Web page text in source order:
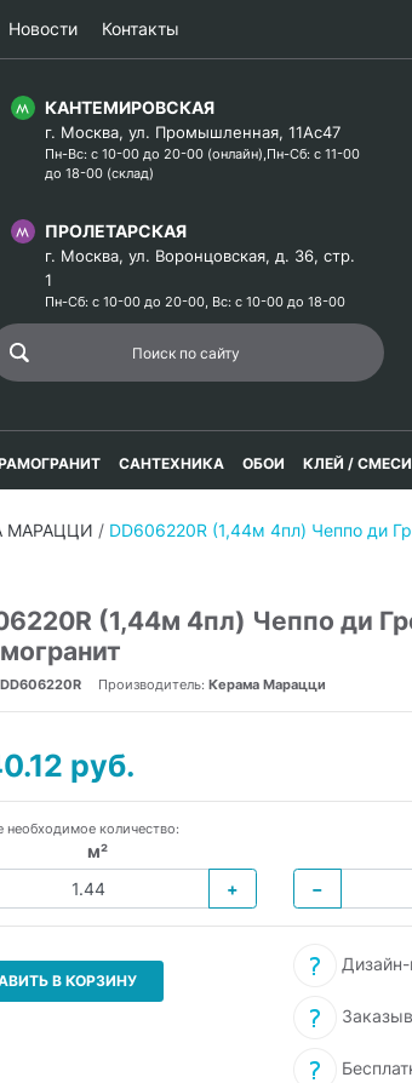
Новости Контакты
КАНТЕМИРОВСКАЯ
г. Москва, ул. Промышленная, 11Ас47
Пн-Вс: с 10-00 до 20-00 (онлайн),Пн-Сб: с 11-00
до 18-00 (склад)
ПРОЛЕТАРСКАЯ
г. Москва, ул. Воронцовская, д. 36, стр.
1
Пн-Сб: с 10-00 до 20-00, Вс: с 10-00 до 18-00
САНТЕХНИКА ОБОИ КЛЕЙ / СМЕСИ
МАРАЦЦИ / DD606220R (1,44м 4пл) Чеппо ди
(1,44м 4пл) Чеппо ди
DD606220R Производитель: Керама Марацци
руб.
необходимое количество:
м²
+
−
В КОРЗИНУ